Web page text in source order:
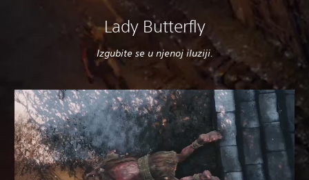
Lady Butterfly
Izgubite se u njenoj iluziji.